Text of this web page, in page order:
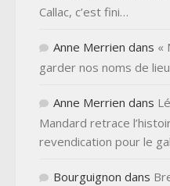
Callac, c’est fini…
Anne Merrien dans «
garder nos noms de
Anne Merrien dans
Mandard retrace
revendication pour le
Bourguignon dans